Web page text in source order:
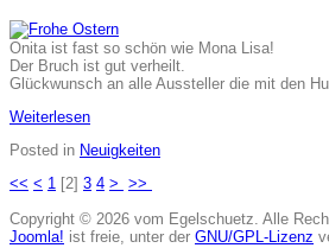
Onita ist fast so schön wie Mona Lisa!
Der Bruch ist gut verheilt.
Glückwunsch an alle Aussteller die mit den
Weiterlesen
Posted in Neuigkeiten
<< < 1 [2] 3 4 > >>
Copyright © 2026 vom Egelschuetz. Alle
Joomla! ist freie, unter der GNU/GPL-Lizenz